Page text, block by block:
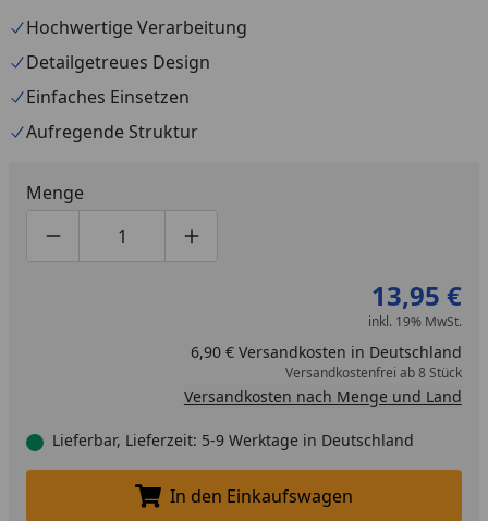
Hochwertige Verarbeitung
Detailgetreues Design
Einfaches Einsetzen
Aufregende Struktur
Menge
Produktmenge um eins verringern
Produktmenge manuell eingeben
Produktmenge um eins erhöhen
13,95 €
inkl. 19% MwSt.
6,90 € Versandkosten in Deutschland
Versandkostenfrei ab 8 Stück
Versandkosten nach Menge und Land
Lieferbar, Lieferzeit: 5-9 Werktage in Deutschland
In den Einkaufswagen legen
In den Einkaufswagen